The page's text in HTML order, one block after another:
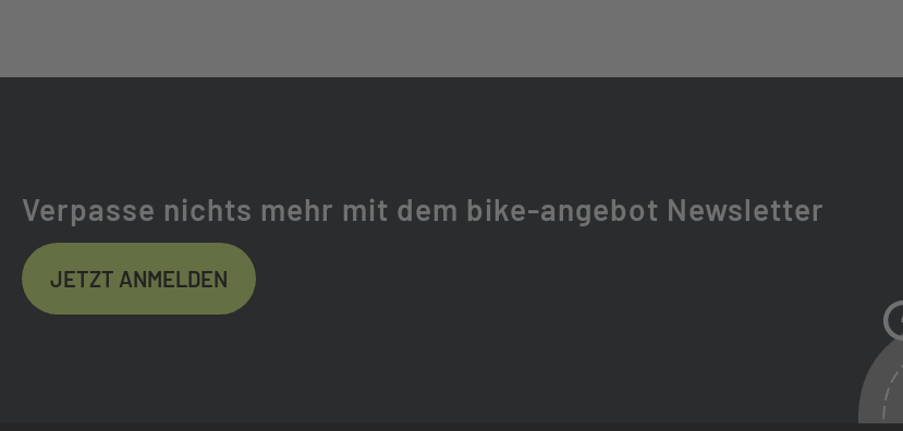
Verpasse nichts mehr mit dem bike-angebot Newsletter
JETZT ANMELDEN